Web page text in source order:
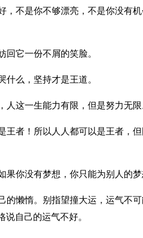
不是你不够漂亮，不是你没有机
它一份不屑的笑脸。
么，坚持才是王道。
这一生能力有限，但是努力无限
者！所以人人都可以是王者，但
你没有梦想，你只能为别人的梦
懒惰。别指望撞大运，运气不可
自己的运气不好。